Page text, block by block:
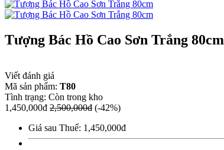
Tượng Bác Hồ Cao Sơn Trắng 80cm
Viết đánh giá
Mã sản phẩm: T80
Tình trạng: Còn trong kho
1,450,000đ 2,500,000đ (-42%)
Giá sau Thuế: 1,450,000đ